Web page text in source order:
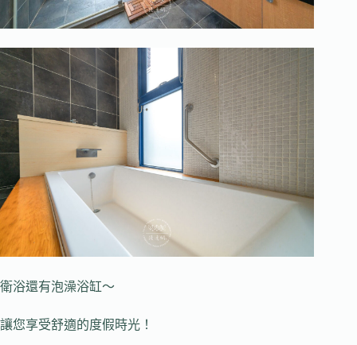
衛浴還有泡澡浴缸～
讓您享受舒適的度假時光！